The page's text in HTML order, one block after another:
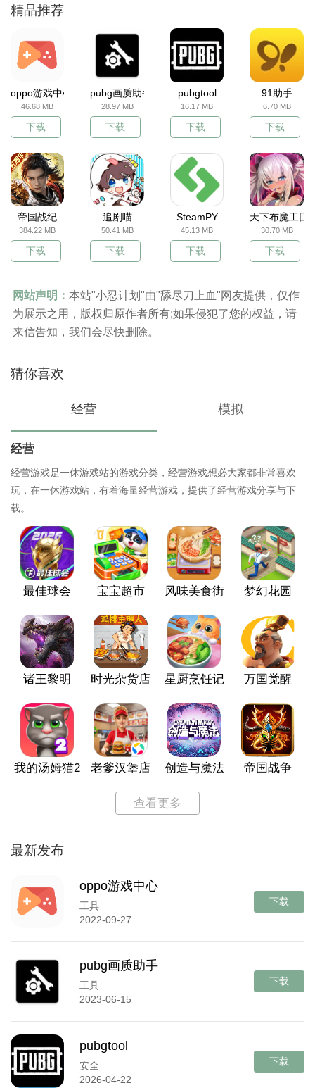
精品推荐
oppo游戏中心
46.68 MB
下载
pubg画质助手
28.97 MB
下载
pubgtool
16.17 MB
下载
91助手
6.70 MB
下载
帝国战纪
384.22 MB
下载
追剧喵
50.41 MB
下载
SteamPY
45.13 MB
下载
天下布魔工囗
30.70 MB
下载
网站声明： 本站"小忍计划"由"舔尽刀上血"网友提供，仅作
为展示之用，版权归原作者所有;如果侵犯了您的权益，请
来信告知，我们会尽快删除。
猜你喜欢
经营 模拟
经营
经营游戏是一休游戏站的游戏分类，经营游戏想必大家都非常喜欢
玩，在一休游戏站，有着海量经营游戏，提供了经营游戏分享与下
载。
最佳球会 宝宝超市 风味美食街 梦幻花园
诸王黎明 时光杂货店 星厨烹饪记 万国觉醒
我的汤姆猫2 老爹汉堡店 创造与魔法 帝国战争
查看更多
最新发布
oppo游戏中心
工具
2022-09-27
下载
pubg画质助手
工具
2023-06-15
下载
pubgtool
安全
2026-04-22
下载